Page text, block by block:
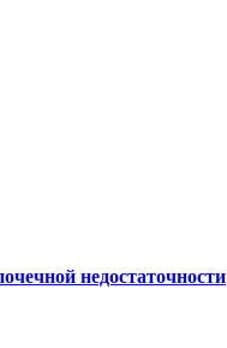
недостаточности